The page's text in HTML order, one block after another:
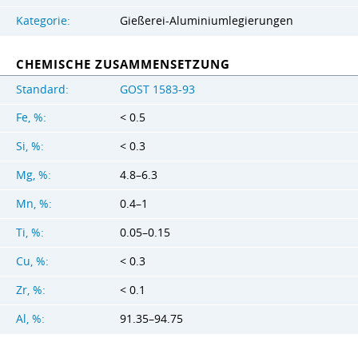
Kategorie:
Gießerei-Aluminiumlegierungen
CHEMISCHE ZUSAMMENSETZUNG
Standard:
GOST 1583-93
Fe, %:
< 0.5
Si, %:
< 0.3
Mg, %:
4.8–6.3
Mn, %:
0.4–1
Ti, %:
0.05–0.15
Cu, %:
< 0.3
Zr, %:
< 0.1
Al, %:
91.35–94.75